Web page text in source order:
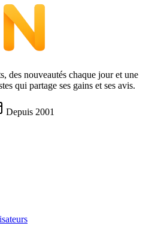
des nouveautés chaque jour et une
qui partage ses gains et ses avis.
Depuis 2001